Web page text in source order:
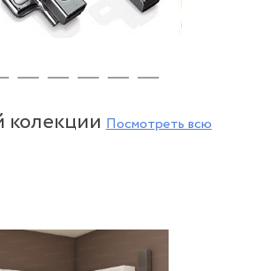
накладная 110
колекцииПосмотреть всю